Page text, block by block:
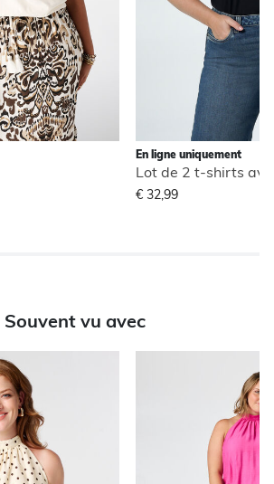
En ligne uniquement
Lot de 2 t-shirts
€ 32,99
Souvent vu avec